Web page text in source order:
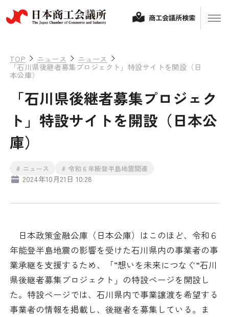
融資制度・補助金
検定試験
ビジネス交流
海外ビジネス・貿易証明
調査・研究
日本商工会議所とは
組織概要
役員紹介
商工会議所検索
TOP ニュース ニュース
「石川県後継者募集プロジェクト」特設サイトを開設（日
本公庫）
「石川県後継者募集プロジェク
ト」特設サイトを開設（日本公
庫）
# ニュース # 令和６年能登半島地震関連
2024年10月21日 10:28
日本政策金融公庫（日本公庫）はこのほど、令和６
年能登半島地震の影響を受けた石川県内の事業者の事
業承継を支援するため、「“想いを未来につなぐ”石川
県後継者募集プロジェクト」の特設ページを開設し
た。特設ページでは、石川県内で事業譲渡を希望する
事業者の情報を掲載し、後継者を募集している。ま